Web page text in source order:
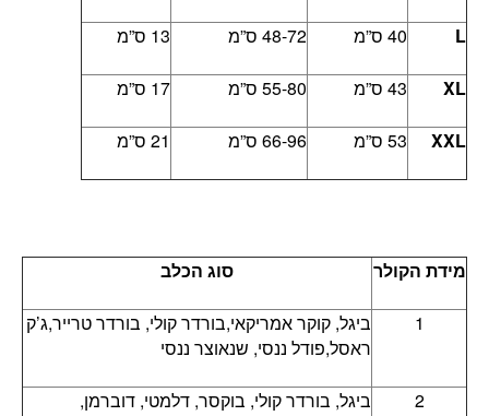
L 40 ס”מ 48-72 ס”מ 13 ס”מ
XL 43 ס”מ 55-80 ס”מ 17 ס”מ
XXL 53 ס”מ 66-96 ס”מ 21 ס”מ
מידת הקולר סוג הכלב
1
ביגל, קוקר אמריקאי,בורדר קולי, בורדר טרייר,ג’ק
ראסל,פודל ננסי, שנאוצר ננסי
2
ביגל, בורדר קולי, בוקסר, דלמטי, דוברמן,